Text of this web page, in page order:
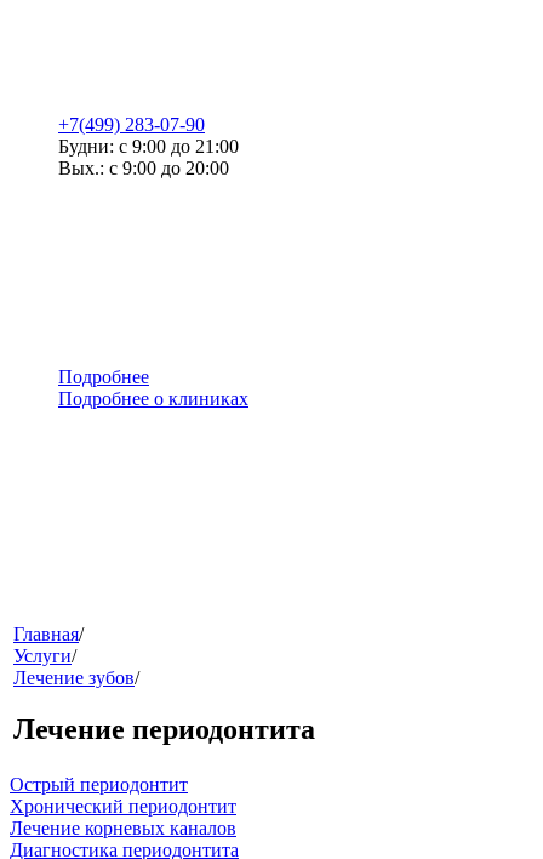
+7(499) 283-07-90
Будни: с 9:00 до 21:00
Вых.: с 9:00 до 20:00
Подробнее
Подробнее о клиниках
меню
Главная/
Услуги/
Лечение зубов/
Лечение периодонтита
Острый периодонтит
Хронический периодонтит
Лечение корневых каналов
Диагностика периодонтита